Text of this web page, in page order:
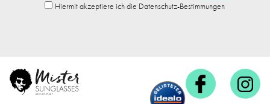
Hiermit akzeptiere ich die Datenschutz-Bestimmungen